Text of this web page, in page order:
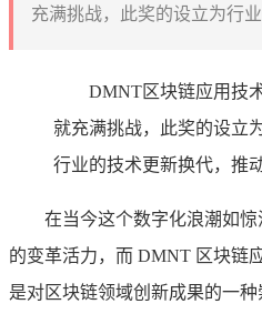
充满挑战，此奖的设立为行
DMNT区块链应用技
就充满挑战，此奖的设立
行业的技术更新换代，推
在当今这个数字化浪潮如
的变革活力，而 DMNT 区块链
是对区块链领域创新成果的一